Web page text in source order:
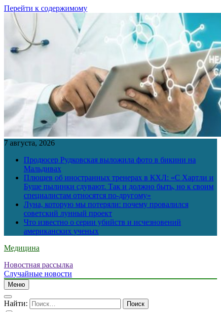
Перейти к содержимому
7 августа, 2026
Продюсер Рудковская выложила фото в бикини на
Мальдивах
Плющев об иностранных тренерах в КХЛ: «С Хартли и
Буше пылинки сдувают. Так и должно быть, но к своим
специалистам относятся по-другому»
Луна, которую мы потеряли: почему провалился
советский лунный проект
Что известно о серии убийств и исчезновений
американских ученых
Медицина
Новостная рассылка
Случайные новости
Меню
Найти: